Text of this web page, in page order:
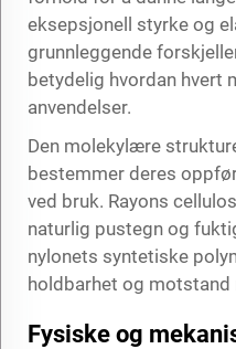
eksepsjonell styrke og
grunnleggende
betydelig hvordan hvert
anvendelser.
Den molekylære
bestemmer deres
ved bruk. Rayons
naturlig pustegn og
nylonets syntetiske
holdbarhet og
Fysiske og